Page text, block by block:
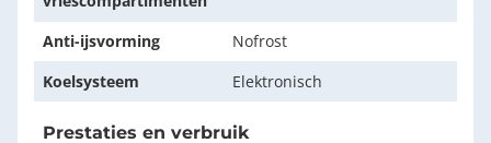
Anti-ijsvorming
Nofrost
Koelsysteem
Elektronisch
Prestaties en verbruik